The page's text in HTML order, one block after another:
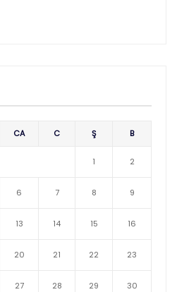
CA C Ş B
1 2
6 7 8 9
13 14 15 16
20 21 22 23
27 28 29 30